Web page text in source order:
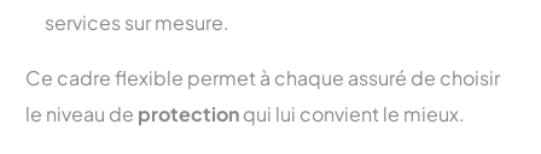
services sur mesure.
Ce cadre flexible permet à chaque assuré de choisir
le niveau de protectionqui lui convient le mieux.